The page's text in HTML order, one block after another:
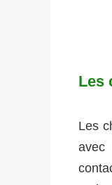
Les
Les
avec